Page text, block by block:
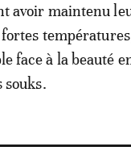
avoir maintenu
face à la beauté
souks.